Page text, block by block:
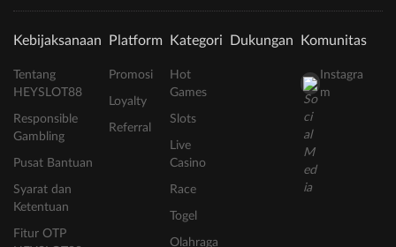
Kebijaksanaan
Tentang
HEYSLOT88
Responsible
Gambling
Pusat Bantuan
Syarat dan
Ketentuan
Fitur OTP
Platform
Promosi
Loyalty
Referral
Kategori
Hot
Games
Slots
Live
Casino
Race
Togel
Olahraga
Dukungan Komunitas
Instagra
m